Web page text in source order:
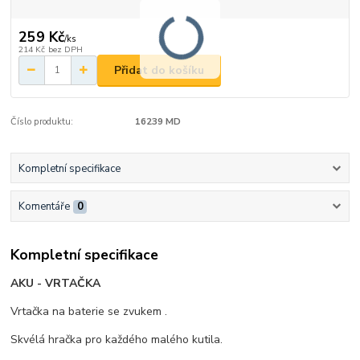
259 Kč/ks
214 Kč bez DPH
Přidat do košíku
Číslo produktu: 16239 MD
Kompletní specifikace
Komentáře 0
Kompletní specifikace
AKU - VRTAČKA
Vrtačka na baterie se zvukem .
Skvélá hračka pro každého malého kutila.